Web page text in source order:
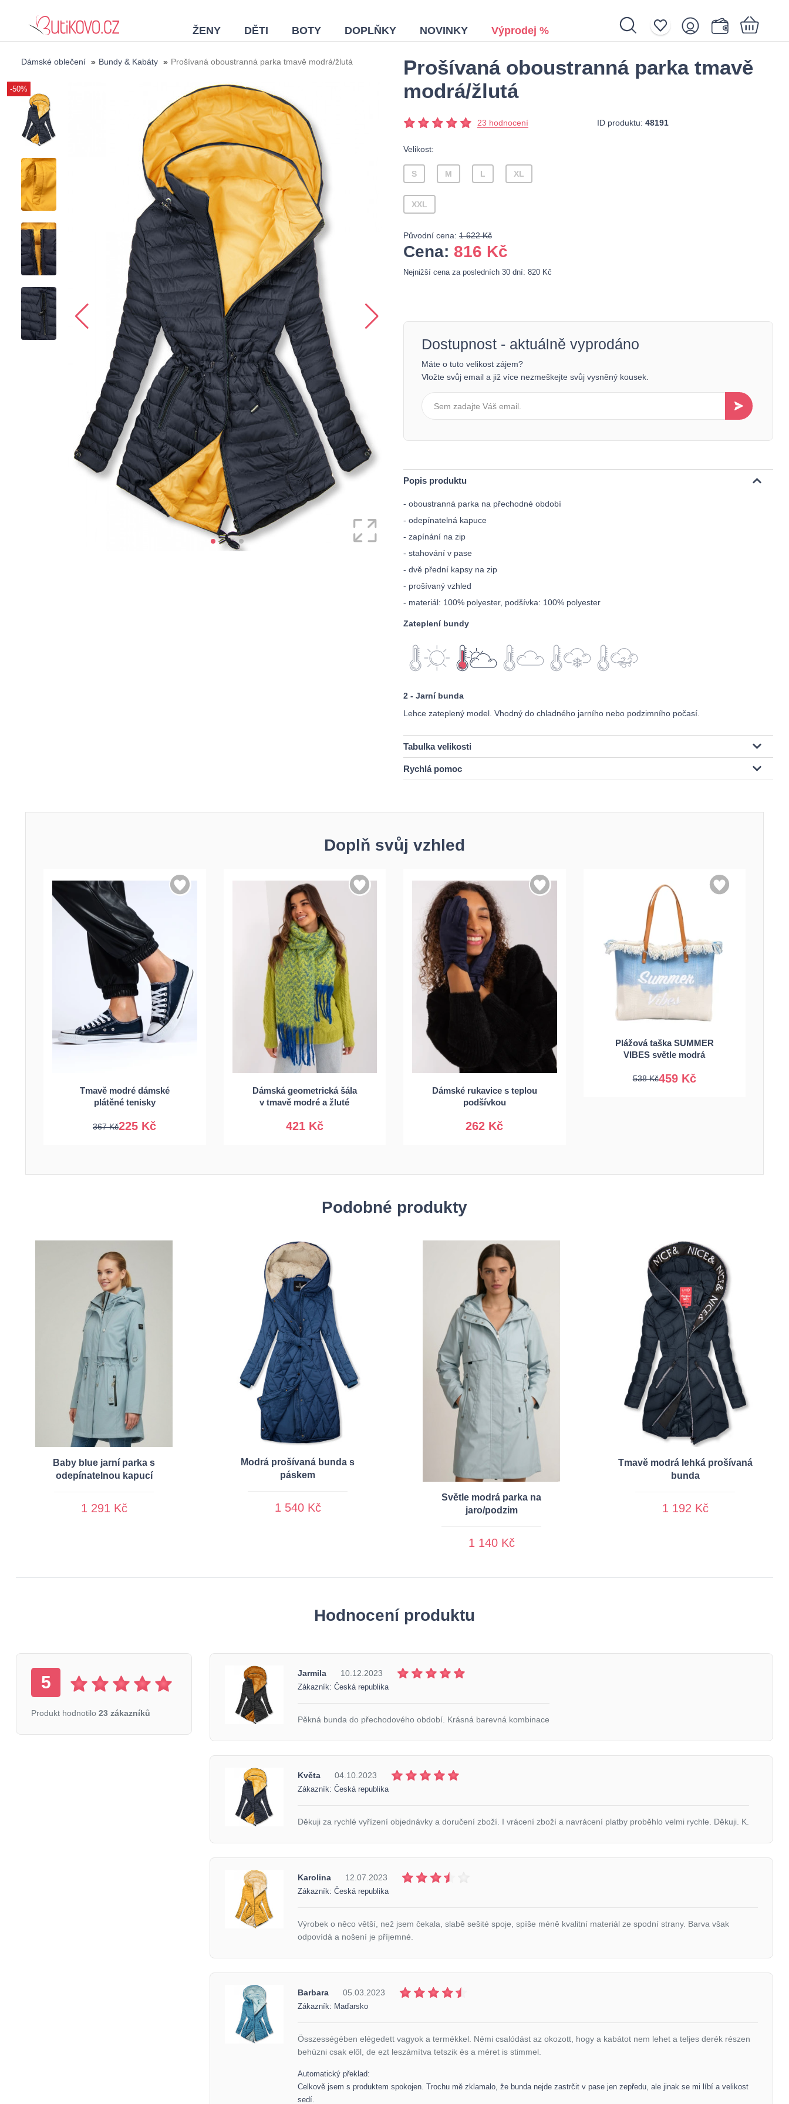
ŽENY DĚTI BOTY DOPLŇKY NOVINKY Výprodej %
Nákupní košík je prázdný.
Dámské oblečení » Bundy & Kabáty » Prošívaná oboustranná parka tmavě modrá/žlutá
-50%
Prošívaná oboustranná parka tmavě
modrá/žlutá
23 hodnocení ID produktu: 48191
Velikost:
S M L XL
XXL
Původní cena: 1 622 Kč
Cena: 816 Kč
Nejnižší cena za posledních 30 dní: 820 Kč
Dostupnost - aktuálně vyprodáno
Máte o tuto velikost zájem?
Vložte svůj email a již více nezmeškejte svůj vysněný kousek.
Popis produktu
- oboustranná parka na přechodné období
- odepínatelná kapuce
- zapínání na zip
- stahování v pase
- dvě přední kapsy na zip
- prošívaný vzhled
- materiál: 100% polyester, podšívka: 100% polyester
Zateplení bundy
2 - Jarní bunda
Lehce zateplený model. Vhodný do chladného jarního nebo podzimního počasí.
Tabulka velikosti
Rychlá pomoc
Doplň svůj vzhled
Tmavě modré dámské
plátěné tenisky
225 Kč
367 Kč
40 41
Dámská geometrická šála
v tmavě modré a žluté
421 Kč
Univerzální
Dámské rukavice s teplou
podšívkou
262 Kč
S/M L/XL
Plážová taška SUMMER
VIBES světle modrá
459 Kč
538 Kč
Univerzální
Podobné produkty
Baby blue jarní parka s
odepínatelnou kapucí
1 291 Kč
Modrá prošívaná bunda s
páskem
1 540 Kč
Světle modrá parka na
jaro/podzim
1 140 Kč
Tmavě modrá lehká prošívaná
bunda
1 192 Kč
Hodnocení produktu
5
Produkt hodnotilo 23 zákazníků
Jarmila 10.12.2023
Zákazník: Česká republika
Pěkná bunda do přechodového období. Krásná barevná kombinace
Květa 04.10.2023
Zákazník: Česká republika
Děkuji za rychlé vyřízení objednávky a doručení zboží. I vrácení zboží a navrácení platby proběhlo velmi rychle. Děkuji. K.
Karolina 12.07.2023
Zákazník: Česká republika
Výrobek o něco větší, než jsem čekala, slabě sešité spoje, spíše méně kvalitní materiál ze spodní strany. Barva však
odpovídá a nošení je příjemné.
Barbara 05.03.2023
Zákazník: Maďarsko
Összességében elégedett vagyok a termékkel. Némi csalódást az okozott, hogy a kabátot nem lehet a teljes derék részen
behúzni csak elől, de ezt leszámítva tetszik és a méret is stimmel.
Automatický překlad:
Celkově jsem s produktem spokojen. Trochu mě zklamalo, že bunda nejde zastrčit v pase jen zepředu, ale jinak se mi líbí a velikost
sedí.